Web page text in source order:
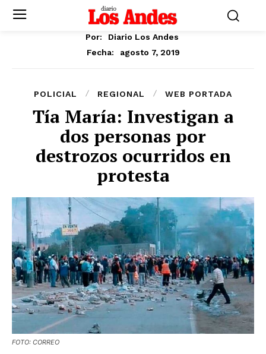
Por:
Diario Los Andes
Fecha:
agosto 7, 2019
POLICIAL REGIONAL WEB PORTADA
Tía María: Investigan a
dos personas por
destrozos ocurridos en
protesta
FOTO: CORREO